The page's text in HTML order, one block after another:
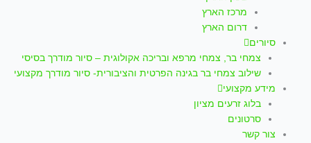
מרכז הארץ
דרום הארץ
סיורים
צמחי בר, צמחי מרפא ובריכה אקולוגית – סיור מודרך בסיסי
שילוב צמחי בר בגינה הפרטית והציבורית- סיור מודרך מקצועי
מידע מקצועי
בלוג זרעים מציון
סרטונים
צור קשר